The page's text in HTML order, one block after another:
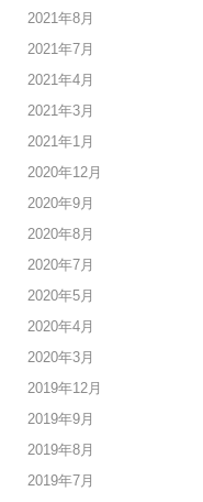
2021年8月
2021年7月
2021年4月
2021年3月
2021年1月
2020年12月
2020年9月
2020年8月
2020年7月
2020年5月
2020年4月
2020年3月
2019年12月
2019年9月
2019年8月
2019年7月